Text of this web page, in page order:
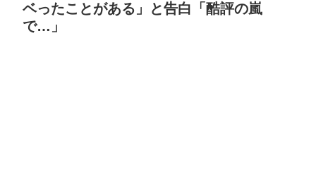
ベったことがある」と告白「酷評の嵐
で…」